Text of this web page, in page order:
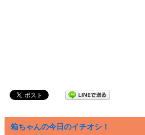
箱ちゃんの今日のイチオシ！